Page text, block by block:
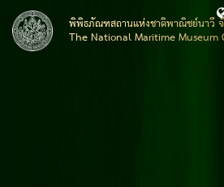
พิพิธภัณฑสถานแห่งชาติพาณิชย์นาวี
The National Maritime Museum